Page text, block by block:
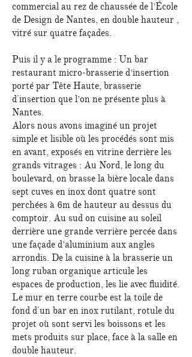
commercial au rez de chaussée de l’École
de Design de Nantes, en double hauteur ,
vitré sur quatre façades.
Puis il y a le programme : Un bar
restaurant micro-brasserie d’insertion
porté par Tête Haute, brasserie
d'insertion que l’on ne présente plus à
Nantes.
Alors nous avons imaginé un projet
simple et lisible où les procédés sont mis
en avant, exposés en vitrine derrière les
grands vitrages : Au Nord, le long du
boulevard, on brasse la bière locale dans
sept cuves en inox dont quatre sont
perchées à 6m de hauteur au dessus du
comptoir. Au sud on cuisine au soleil
derrière une grande verrière percée dans
une façade d’aluminium aux angles
arrondis. De la cuisine à la brasserie un
long ruban organique articule les
espaces de production, les lie avec fluidité.
Le mur en terre courbe est la toile de
fond d'un bar en inox rutilant, rotule du
projet où sont servi les boissons et les
mets produits sur place, face à la salle en
double hauteur.